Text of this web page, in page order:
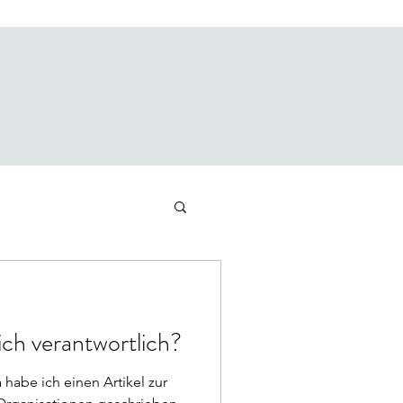
verantwortlich?
ich einen Artikel zur